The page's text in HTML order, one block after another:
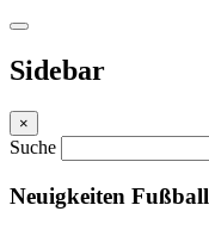
Sidebar
×
Suche
Neuigkeiten Fußball